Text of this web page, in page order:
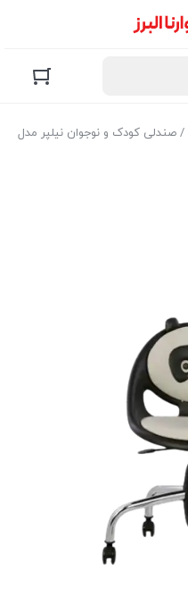
/ صندلی کودک و نوجوان نیلپر مدل